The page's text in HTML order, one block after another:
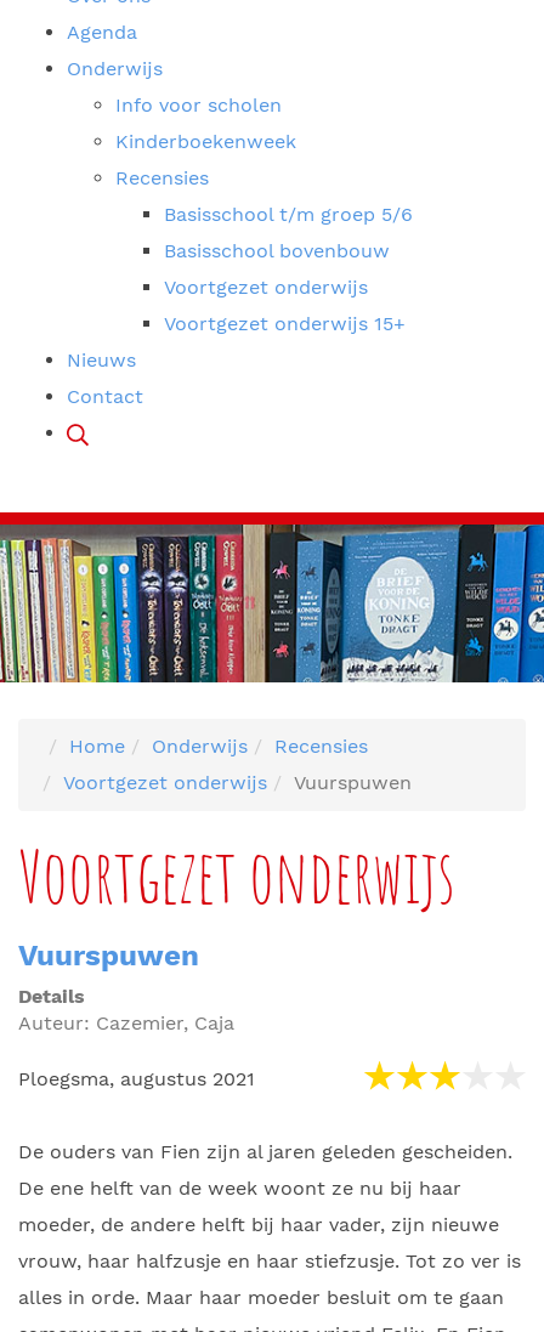
Agenda
Onderwijs
Info voor scholen
Kinderboekenweek
Recensies
Basisschool t/m groep 5/6
Basisschool bovenbouw
Voortgezet onderwijs
Voortgezet onderwijs 15+
Nieuws
Contact
Home Onderwijs
Recensies
Voortgezet onderwijs
Vuurspuwen
Voortgezet onderwijs
Vuurspuwen
Details
Auteur: Cazemier, Caja
Ploegsma, augustus 2021
De ouders van Fien zijn al jaren geleden gescheiden.
De ene helft van de week woont ze nu bij haar
moeder, de andere helft bij haar vader, zijn nieuwe
vrouw, haar halfzusje en haar stiefzusje. Tot zo ver is
alles in orde. Maar haar moeder besluit om te gaan